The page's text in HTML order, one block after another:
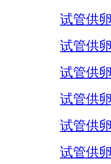
试管供
试管供
试管供
试管供
试管供
试管供